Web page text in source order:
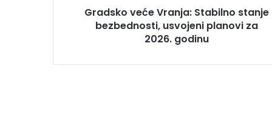
Gradsko veće Vranja: Stabilno stanje
bezbednosti, usvojeni planovi za
2026. godinu